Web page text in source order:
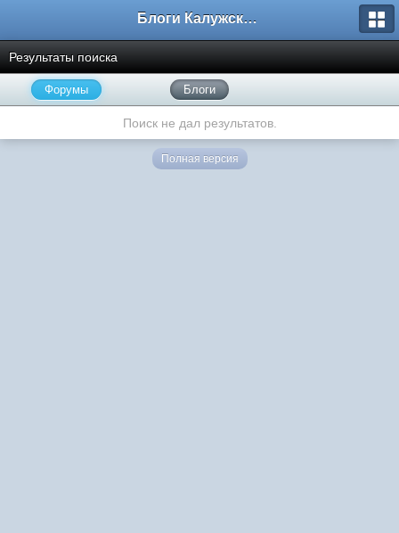
Блоги Калужского перекрестка
Результаты поиска
Форумы Блоги
Поиск не дал результатов.
Полная версия